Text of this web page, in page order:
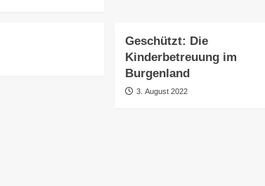
Geschützt: Die
Kinderbetreuung im
Burgenland
3. August 2022